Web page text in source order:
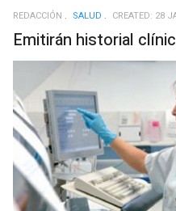
REDACCIÓN SALUD CREATED: 28
Emitirán historial